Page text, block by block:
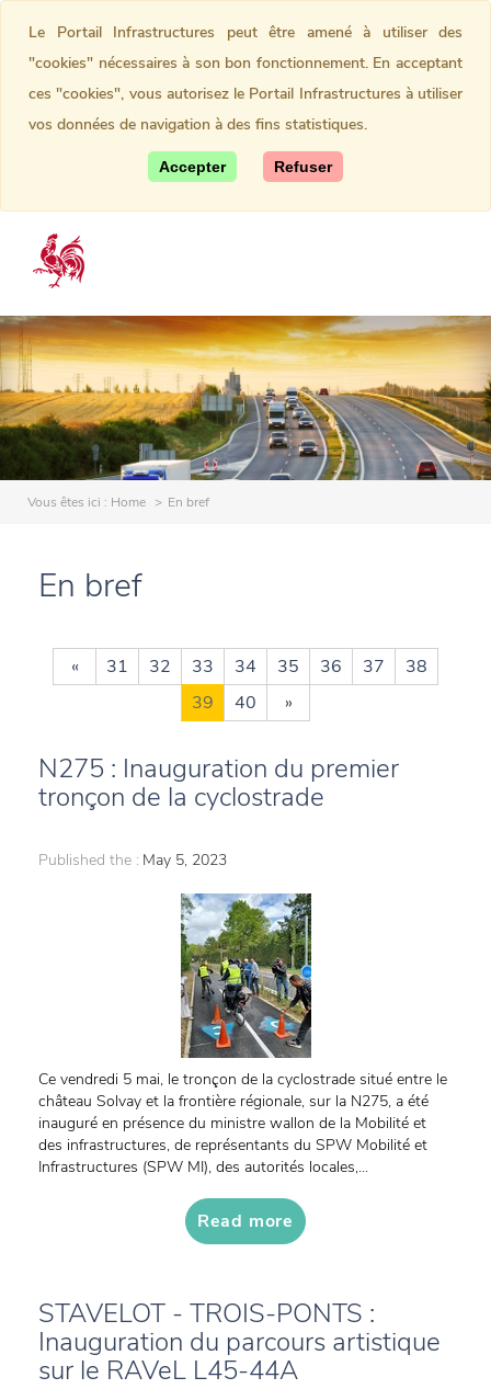
Vous êtes ici : Home En bref
En bref
« 31 32 33 34 35 36 37
38
39
40 »
N275 : Inauguration du premier
tronçon de la cyclostrade
Published the : May 5, 2023
Ce vendredi 5 mai, le tronçon de la cyclostrade situé entre le
château Solvay et la frontière régionale, sur la N275, a été
inauguré en présence du ministre wallon de la Mobilité et
des infrastructures, de représentants du SPW Mobilité et
Infrastructures (SPW MI), des autorités locales,...
Read more
STAVELOT - TROIS-PONTS :
Inauguration du parcours artistique
sur le RAVeL L45-44A
Le Portail Infrastructures peut être amené à utiliser des
"cookies" nécessaires à son bon fonctionnement. En acceptant
ces "cookies", vous autorisez le Portail Infrastructures à utiliser
vos données de navigation à des fins statistiques.
Accepter Refuser